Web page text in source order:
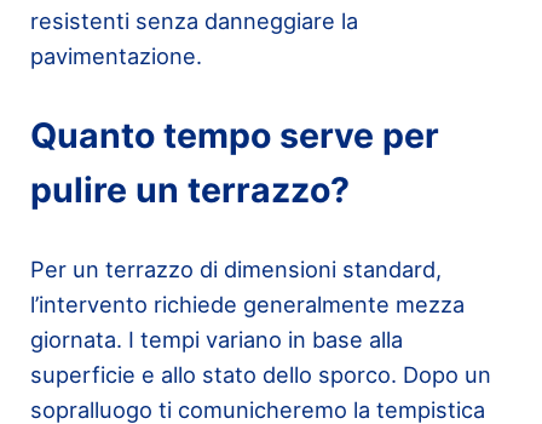
resistenti senza danneggiare la
pavimentazione.
Quanto tempo serve per
pulire un terrazzo?
Per un terrazzo di dimensioni standard,
l’intervento richiede generalmente mezza
giornata. I tempi variano in base alla
superficie e allo stato dello sporco. Dopo un
sopralluogo ti comunicheremo la tempistica